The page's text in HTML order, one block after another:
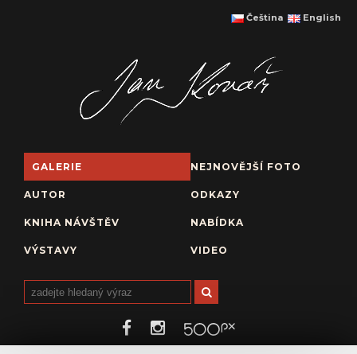
Čeština English
GALERIE NEJNOVĚJŠÍ FOTO
AUTOR ODKAZY
KNIHA NÁVŠTĚV NABÍDKA
VÝSTAVY VIDEO